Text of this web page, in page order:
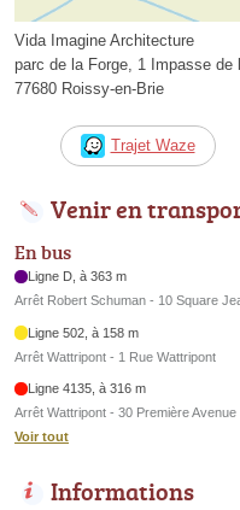
Vida Imagine Architecture
parc de la Forge, 1 Impasse
77680 Roissy-en-Brie
Trajet Waze
Venir en
En bus
Ligne D, à 363 m
Arrêt Robert Schuman - 10 Square
Ligne 502, à 158 m
Arrêt Wattripont - 1 Rue Wattripont
Ligne 4135, à 316 m
Arrêt Wattripont - 30 Première Avenue
Voir tout
Informations